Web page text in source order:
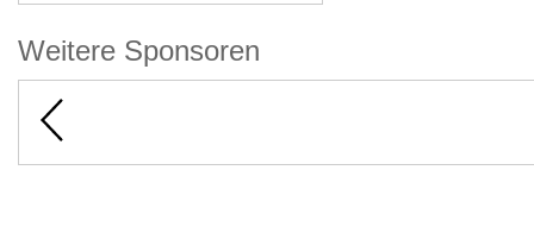
Weitere Sponsoren